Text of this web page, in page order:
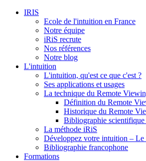
IRIS
Ecole de l'intuition en France
Notre équipe
iRiS recrute
Nos références
Notre blog
L'intuition
L'intuition, qu'est ce que c'est ?
Ses applications et usages
La technique du Remote
Définition du Remote
Historique du Remote
Bibliographie
La méthode iRiS
Développez votre intuition –
Bibliographie francophone
Formations